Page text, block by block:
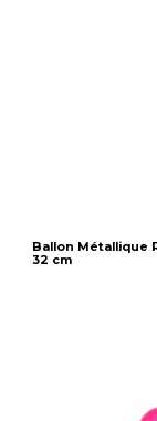
Ballon Métallique
32 cm